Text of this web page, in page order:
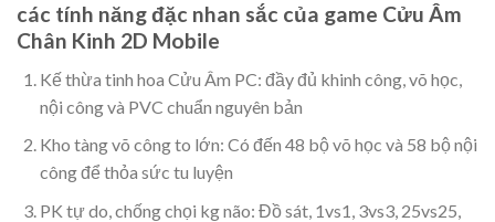
các tính năng đặc nhan sắc của game Cửu Âm
Chân Kinh 2D Mobile
Kế thừa tinh hoa Cửu Âm PC: đầy đủ khinh công, võ học,
nội công và PVC chuẩn nguyên bản
Kho tàng võ công to lớn: Có đến 48 bộ võ học và 58 bộ nội
công để thỏa sức tu luyện
PK tự do, chống chọi kg não: Đồ sát, 1vs1, 3vs3, 25vs25,